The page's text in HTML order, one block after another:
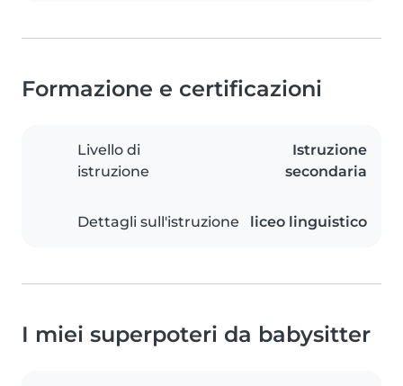
Formazione e certificazioni
Livello di
istruzione
Istruzione
secondaria
Dettagli sull'istruzione liceo linguistico
I miei superpoteri da babysitter